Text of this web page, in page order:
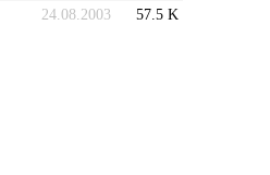
24.08.2003 57.5 K